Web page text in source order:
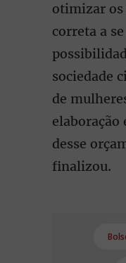
otimizar os
correta a
sociedade
de
elaboração
desse
finalizou.